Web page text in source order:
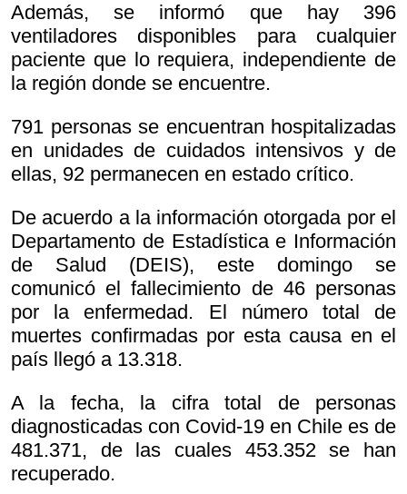
Además, se informó que hay 396
ventiladores disponibles para cualquier
paciente que lo requiera, independiente de
la región donde se encuentre.
791 personas se encuentran hospitalizadas
en unidades de cuidados intensivos y de
ellas, 92 permanecen en estado crítico.
De acuerdo a la información otorgada por el
Departamento de Estadística e Información
de Salud (DEIS), este domingo se
comunicó el fallecimiento de 46 personas
por la enfermedad. El número total de
muertes confirmadas por esta causa en el
país llegó a 13.318.
A la fecha, la cifra total de personas
diagnosticadas con Covid-19 en Chile es de
481.371, de las cuales 453.352 se han
recuperado.